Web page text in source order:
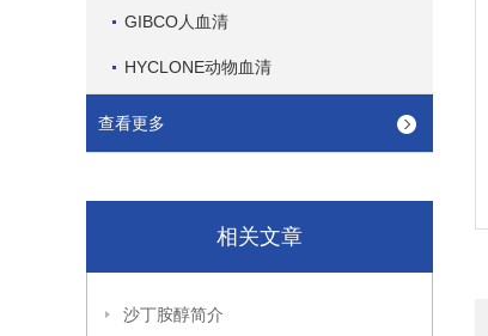
GIBCO人血清
HYCLONE动物血清
查看更多
相关文章
沙丁胺醇简介